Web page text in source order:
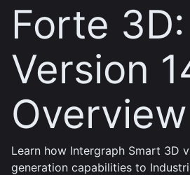
Forte ​3D:
Version
Overview
Learn how Intergraph Smart 3D
generation capabilities to